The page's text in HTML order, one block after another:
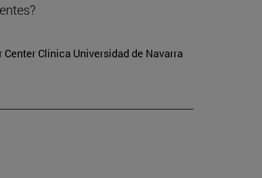
Clinica Universidad de Navarra